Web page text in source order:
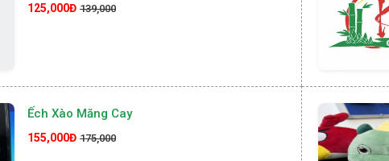
125,000Đ 139,000
Ếch Xào Măng Cay
155,000Đ 175,000